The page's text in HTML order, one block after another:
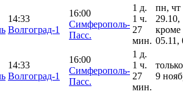
14:33
Волгоград-1
16:00
Симферополь-
Пасс.
1 д.
1 ч.
27
мин.
пн, чт
29.10,
кроме
05.11,
14:33
Волгоград-1
16:00
Симферополь-
Пасс.
1 д.
1 ч.
27
мин.
9